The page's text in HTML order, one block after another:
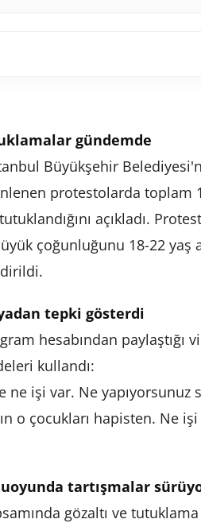
gündemde
Büyükşehir
protestolarda toplam
açıkladı.
çoğunluğunu 18-22 yaş
tepki gösterdi
hesabından paylaştığı
kullandı:
ne işi var. Ne yapıyorsunuz
o çocukları hapisten. Ne
tartışmalar
gözaltı ve